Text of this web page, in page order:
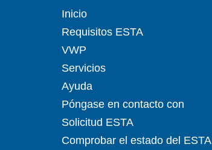
Inicio
Requisitos ESTA
VWP
Servicios
Ayuda
Póngase en contacto con
Solicitud ESTA
Comprobar el estado del ESTA